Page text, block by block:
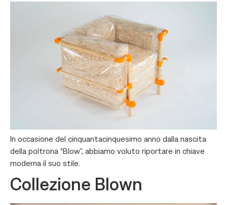
In occasione del cinquantacinquesimo anno dalla nascita
della poltrona “Blow”, abbiamo voluto riportare in chiave
moderna il suo stile.
Collezione Blown